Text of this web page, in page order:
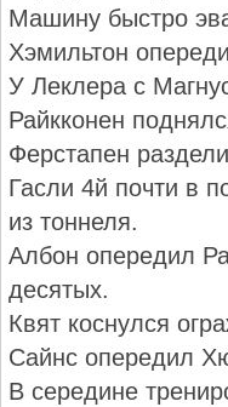
Машину быстро
Хэмильтон
У Леклера с
Райкконен
Ферстапен
Гасли 4й почти в
из тоннеля.
Албон опередил
десятых.
Квят коснулся
Сайнс опередил
В середине